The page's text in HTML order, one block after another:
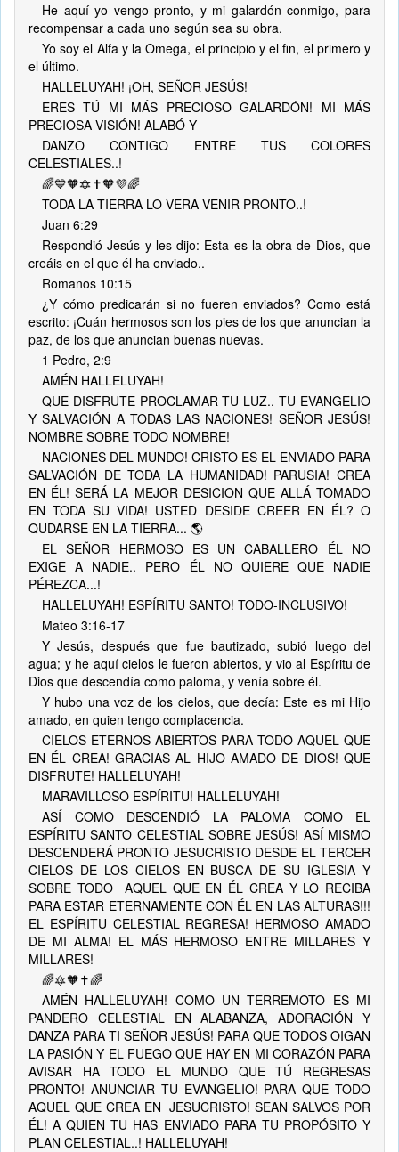
He aquí yo vengo pronto, y mi galardón conmigo, para
recompensar a cada uno según sea su obra.
Yo soy el Alfa y la Omega, el principio y el fin, el primero y
el último.
HALLELUYAH! ¡OH, SEÑOR JESÚS!
ERES TÚ MI MÁS PRECIOSO GALARDÓN! MI MÁS
PRECIOSA VISIÓN! ALABÓ Y
DANZO CONTIGO ENTRE TUS COLORES
CELESTIALES..!
🌈💙🧡🔯✝️🧡💜🌈
TODA LA TIERRA LO VERA VENIR PRONTO..!
Juan 6:29
Respondió Jesús y les dijo: Esta es la obra de Dios, que
creáis en el que él ha enviado..
Romanos 10:15
¿Y cómo predicarán si no fueren enviados? Como está
escrito: ¡Cuán hermosos son los pies de los que anuncian la
paz, de los que anuncian buenas nuevas.
1 Pedro, 2:9
AMÉN HALLELUYAH!
QUE DISFRUTE PROCLAMAR TU LUZ.. TU EVANGELIO
Y SALVACIÓN A TODAS LAS NACIONES! SEÑOR JESÚS!
NOMBRE SOBRE TODO NOMBRE!
NACIONES DEL MUNDO! CRISTO ES EL ENVIADO PARA
SALVACIÓN DE TODA LA HUMANIDAD! PARUSIA! CREA
EN ÉL! SERÁ LA MEJOR DESICION QUE ALLÁ TOMADO
EN TODA SU VIDA! USTED DESIDE CREER EN ÉL? O
QUDARSE EN LA TIERRA... 🌎
EL SEÑOR HERMOSO ES UN CABALLERO ÉL NO
EXIGE A NADIE.. PERO ÉL NO QUIERE QUE NADIE
PÉREZCA...!
HALLELUYAH! ESPÍRITU SANTO! TODO-INCLUSIVO!
Mateo 3:16-17
Y Jesús, después que fue bautizado, subió luego del
agua; y he aquí cielos le fueron abiertos, y vio al Espíritu de
Dios que descendía como paloma, y venía sobre él.
Y hubo una voz de los cielos, que decía: Este es mi Hijo
amado, en quien tengo complacencia.
CIELOS ETERNOS ABIERTOS PARA TODO AQUEL QUE
EN ÉL CREA! GRACIAS AL HIJO AMADO DE DIOS! QUE
DISFRUTE! HALLELUYAH!
MARAVILLOSO ESPÍRITU! HALLELUYAH!
ASÍ COMO DESCENDIÓ LA PALOMA COMO EL
ESPÍRITU SANTO CELESTIAL SOBRE JESÚS! ASÍ MISMO
DESCENDERÁ PRONTO JESUCRISTO DESDE EL TERCER
CIELOS DE LOS CIELOS EN BUSCA DE SU IGLESIA Y
SOBRE TODO AQUEL QUE EN ÉL CREA Y LO RECIBA
PARA ESTAR ETERNAMENTE CON ÉL EN LAS ALTURAS!!!
EL ESPÍRITU CELESTIAL REGRESA! HERMOSO AMADO
DE MI ALMA! EL MÁS HERMOSO ENTRE MILLARES Y
MILLARES!
🌈🔯🧡✝️🌈
AMÉN HALLELUYAH! COMO UN TERREMOTO ES MI
PANDERO CELESTIAL EN ALABANZA, ADORACIÓN Y
DANZA PARA TI SEÑOR JESÚS! PARA QUE TODOS OIGAN
LA PASIÓN Y EL FUEGO QUE HAY EN MI CORAZÓN PARA
AVISAR HA TODO EL MUNDO QUE TÚ REGRESAS
PRONTO! ANUNCIAR TU EVANGELIO! PARA QUE TODO
AQUEL QUE CREA EN JESUCRISTO! SEAN SALVOS POR
ÉL! A QUIEN TU HAS ENVIADO PARA TU PROPÓSITO Y
PLAN CELESTIAL..! HALLELUYAH!